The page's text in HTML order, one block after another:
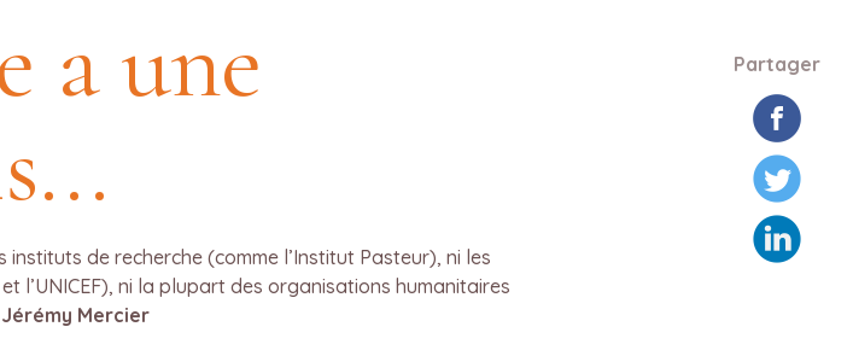
a une
instituts de recherche (comme l’Institut Pasteur), ni les
l’UNICEF), ni la plupart des organisations humanitaires
Jérémy Mercier
Partager